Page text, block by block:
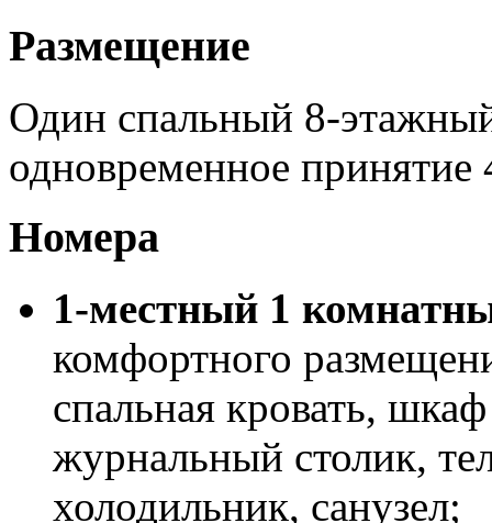
Размещение
Один спальный 8-
одновременное принятие
Номера
1-местный 1
комфортного
спальная кровать,
журнальный столик,
холодильник, санузел;